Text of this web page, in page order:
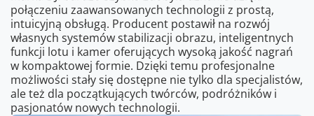
połączeniu zaawansowanych technologii z prostą,
intuicyjną obsługą. Producent postawił na rozwój
własnych systemów stabilizacji obrazu, inteligentnych
funkcji lotu i kamer oferujących wysoką jakość nagrań
w kompaktowej formie. Dzięki temu profesjonalne
możliwości stały się dostępne nie tylko dla specjalistów,
ale też dla początkujących twórców, podróżników i
pasjonatów nowych technologii.